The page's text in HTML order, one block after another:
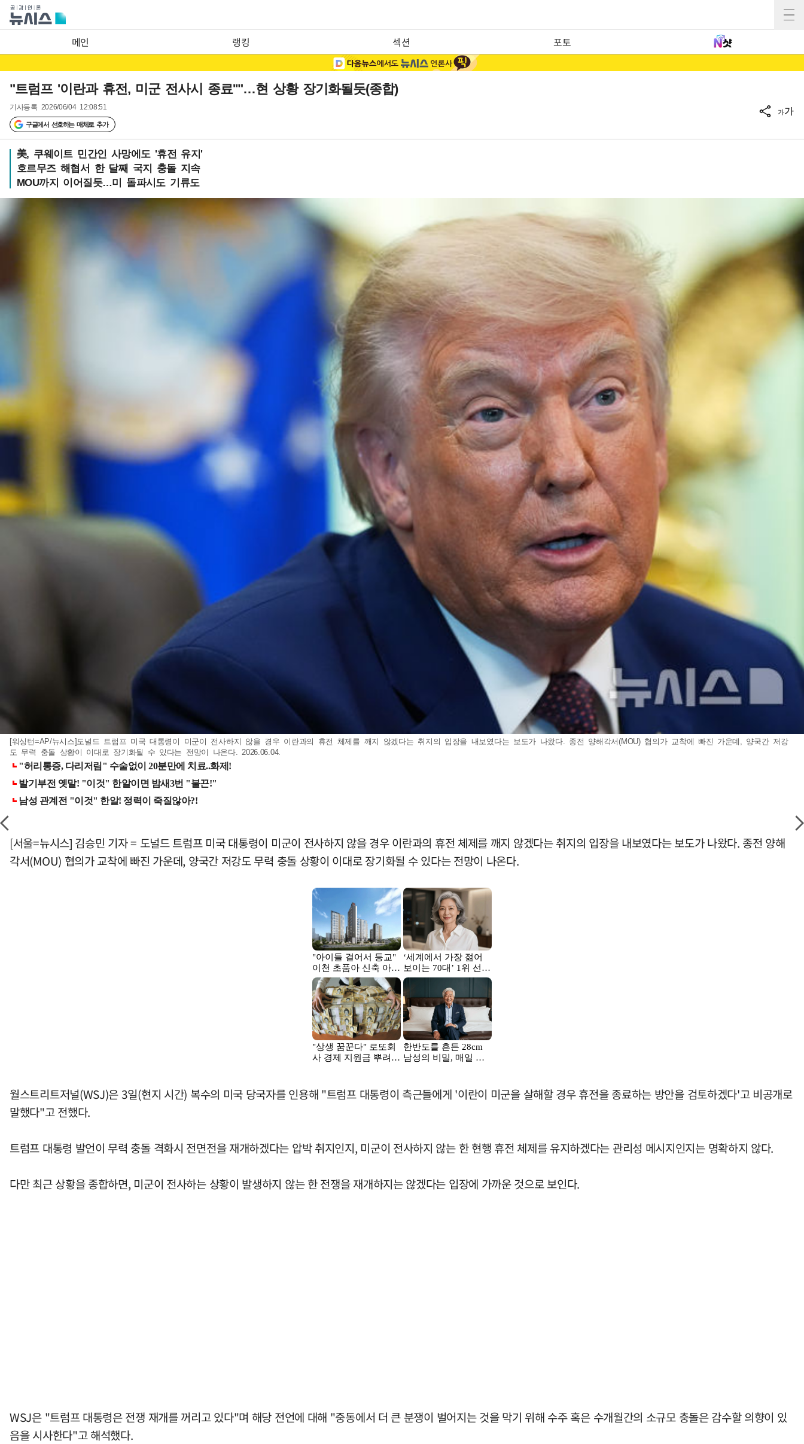
메인 랭킹 섹션 포토
"트럼프 '이란과 휴전, 미군 전사시 종료''"…현 상황 장기화될듯(종합)
기사등록 2026/06/04 12:08:51
구글에서 선호하는 매체로 추가
가가
美, 쿠웨이트 민간인 사망에도 '휴전 유지'
호르무즈 해협서 한 달째 국지 충돌 지속
MOU까지 이어질듯…미 돌파시도 기류도
[워싱턴=AP/뉴시스]도널드 트럼프 미국 대통령이 미군이 전사하지 않을 경우 이란과의 휴전 체제를 깨지 않겠다는 취지의 입장을 내보였다는 보도가 나왔다. 종전 양해각서(MOU) 협의가 교착에 빠진 가운데, 양국간 저강
도 무력 충돌 상황이 이대로 장기화될 수 있다는 전망이 나온다. 2026.06.04.
[서울=뉴시스] 김승민 기자 = 도널드 트럼프 미국 대통령이 미군이 전사하지 않을 경우 이란과의 휴전 체제를 깨지 않겠다는 취지의 입장을 내보였다는 보도가 나왔다. 종전 양해
각서(MOU) 협의가 교착에 빠진 가운데, 양국간 저강도 무력 충돌 상황이 이대로 장기화될 수 있다는 전망이 나온다.
월스트리트저널(WSJ)은 3일(현지 시간) 복수의 미국 당국자를 인용해 "트럼프 대통령이 측근들에게 '이란이 미군을 살해할 경우 휴전을 종료하는 방안을 검토하겠다'고 비공개로
말했다"고 전했다.
트럼프 대통령 발언이 무력 충돌 격화시 전면전을 재개하겠다는 압박 취지인지, 미군이 전사하지 않는 한 현행 휴전 체제를 유지하겠다는 관리성 메시지인지는 명확하지 않다.
다만 최근 상황을 종합하면, 미군이 전사하는 상황이 발생하지 않는 한 전쟁을 재개하지는 않겠다는 입장에 가까운 것으로 보인다.
WSJ은 "트럼프 대통령은 전쟁 재개를 꺼리고 있다"며 해당 전언에 대해 "중동에서 더 큰 분쟁이 벌어지는 것을 막기 위해 수주 혹은 수개월간의 소규모 충돌은 감수할 의향이 있
음을 시사한다"고 해석했다.